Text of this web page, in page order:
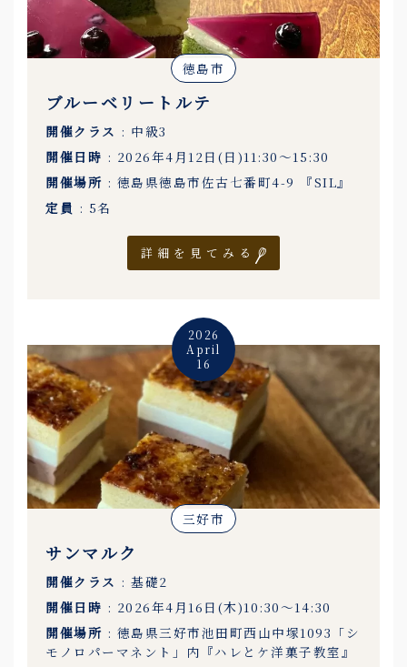
徳島市
ブルーベリートルテ
開催クラス : 中級3
開催日時 : 2026年4月12日(日)11:30〜15:30
開催場所 : 徳島県徳島市佐古七番町4-9 『SIL』
定員 : 5名
詳細を見てみる
2026
April
16
三好市
サンマルク
開催クラス : 基礎2
開催日時 : 2026年4月16日(木)10:30〜14:30
開催場所 : 徳島県三好市池田町西山中塚1093「シ
モノロパーマネント」内『ハレとケ洋菓子教室』